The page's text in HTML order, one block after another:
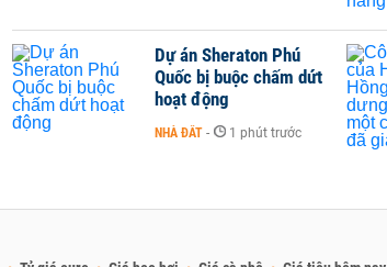
Dự án Sheraton Phú
Quốc bị buộc chấm dứt
hoạt động
NHÀ ĐẤT - 1 phút trước